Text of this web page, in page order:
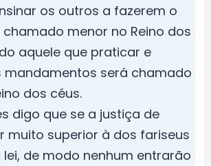
os outros a fazerem o
menor no Reino dos
aquele que praticar e
mandamentos será chamado
dos céus.
digo que se a justiça de
muito superior à dos fariseus
de modo nenhum entrarão